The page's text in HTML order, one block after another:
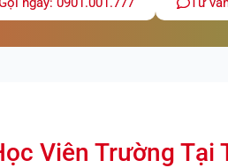
Viên Trường Tại